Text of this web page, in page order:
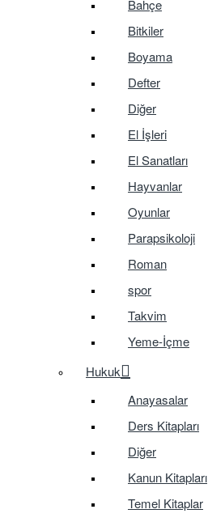
Bahçe
Bitkiler
Boyama
Defter
Diğer
El İşleri
El Sanatları
Hayvanlar
Oyunlar
Parapsikoloji
Roman
spor
Takvim
Yeme-İçme
Hukuk
Anayasalar
Ders Kitapları
Diğer
Kanun Kitapları
Temel Kitaplar